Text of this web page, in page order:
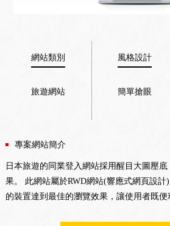
網站類別
旅遊網站
風格設計
簡單搶眼
專案網站簡介
日本旅遊的同業登入網站採用醒目大圖壓
果。 此網站屬於RWD網站(響應式網頁設
的裝置達到最佳的瀏覽效果，讓使用者既便